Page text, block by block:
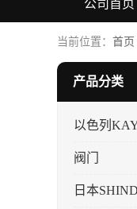
公司首页
当前位置： 首页
产品分类
阀门